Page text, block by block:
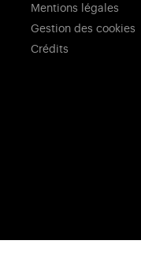
Mentions légales
Gestion des cookies
Crédits